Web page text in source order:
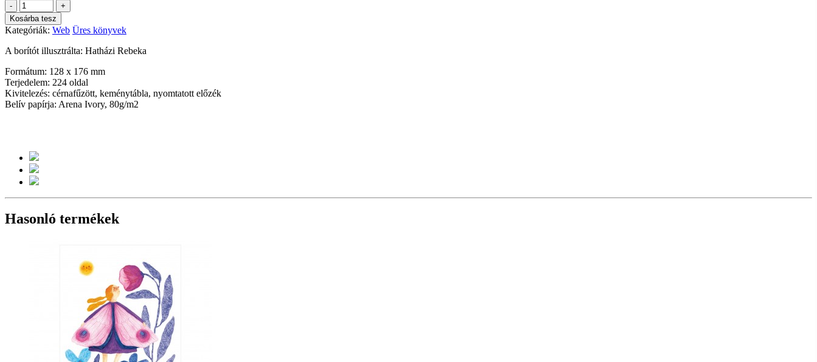
-
+
Kosárba tesz
Kategóriák: Web Üres könyvek
A borítót illusztrálta: Hatházi Rebeka
Formátum: 128 x 176 mm
Terjedelem: 224 oldal
Kivitelezés: cérnafűzött, keménytábla, nyomtatott előzék
Belív papírja: Arena Ivory, 80g/m2
Hasonló termékek